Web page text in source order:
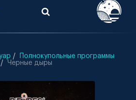
Полнокупольные программы
Черные дыры